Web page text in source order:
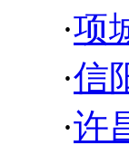
·项
·信
·许